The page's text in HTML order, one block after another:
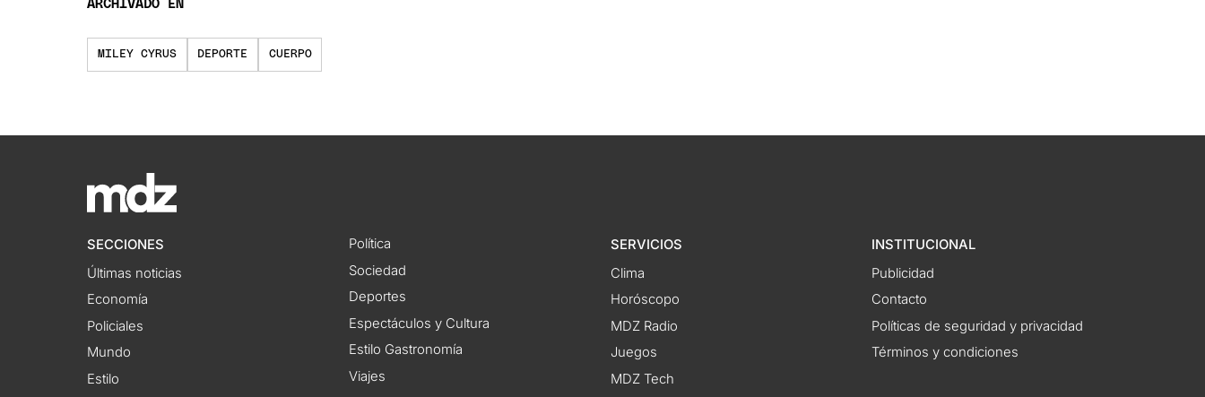
ARCHIVADO EN
MILEY CYRUS DEPORTE CUERPO
SECCIONES
Últimas noticias
Economía
Policiales
Mundo
Estilo
Política
Sociedad
Deportes
Espectáculos y Cultura
Estilo Gastronomía
Viajes
SERVICIOS
Clima
Horóscopo
MDZ Radio
Juegos
MDZ Tech
INSTITUCIONAL
Publicidad
Contacto
Políticas de seguridad y privacidad
Términos y condiciones